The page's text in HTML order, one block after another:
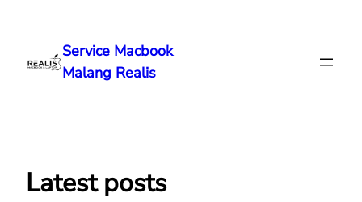
Service Macbook
Malang Realis
Latest posts